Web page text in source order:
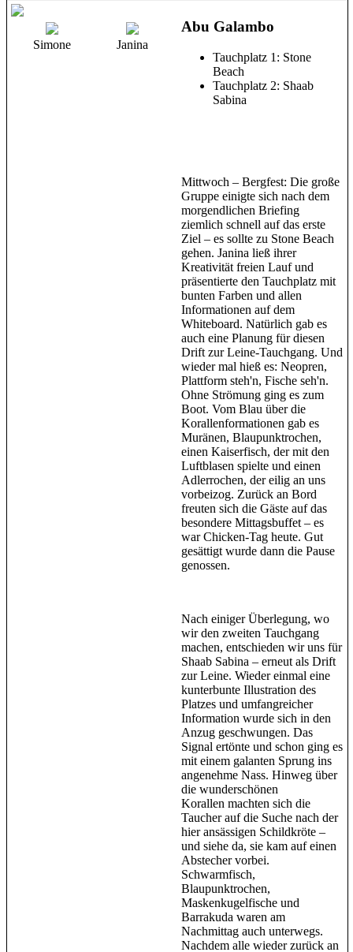
Simone Janina
Abu Galambo
Tauchplatz 1: Stone
Beach
Tauchplatz 2: Shaab
Sabina
Mittwoch – Bergfest: Die große
Gruppe einigte sich nach dem
morgendlichen Briefing
ziemlich schnell auf das erste
Ziel – es sollte zu Stone Beach
gehen. Janina ließ ihrer
Kreativität freien Lauf und
präsentierte den Tauchplatz mit
bunten Farben und allen
Informationen auf dem
Whiteboard. Natürlich gab es
auch eine Planung für diesen
Drift zur Leine-Tauchgang. Und
wieder mal hieß es: Neopren,
Plattform steh'n, Fische seh'n.
Ohne Strömung ging es zum
Boot. Vom Blau über die
Korallenformationen gab es
Muränen, Blaupunktrochen,
einen Kaiserfisch, der mit den
Luftblasen spielte und einen
Adlerrochen, der eilig an uns
vorbeizog. Zurück an Bord
freuten sich die Gäste auf das
besondere Mittagsbuffet – es
war Chicken-Tag heute. Gut
gesättigt wurde dann die Pause
genossen.
Nach einiger Überlegung, wo
wir den zweiten Tauchgang
machen, entschieden wir uns für
Shaab Sabina – erneut als Drift
zur Leine. Wieder einmal eine
kunterbunte Illustration des
Platzes und umfangreicher
Information wurde sich in den
Anzug geschwungen. Das
Signal ertönte und schon ging es
mit einem galanten Sprung ins
angenehme Nass. Hinweg über
die wunderschönen
Korallen machten sich die
Taucher auf die Suche nach der
hier ansässigen Schildkröte –
und siehe da, sie kam auf einen
Abstecher vorbei.
Schwarmfisch,
Blaupunktrochen,
Maskenkugelfische und
Barrakuda waren am
Nachmittag auch unterwegs.
Nachdem alle wieder zurück an